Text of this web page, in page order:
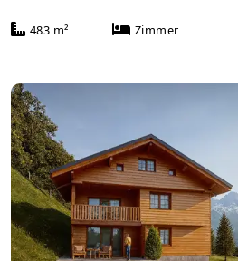
483 m² Zimmer